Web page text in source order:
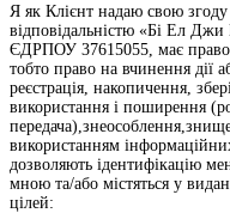
Я як Клієнт надаю свою
відповідальністю «Бі Ел
ЄДРПОУ 37615055, має право
тобто право на вчинення дії
реєстрація, накопичення,
використання і поширення
використанням
дозволяють ідентифікацію
мною та/або містяться у
цілей: